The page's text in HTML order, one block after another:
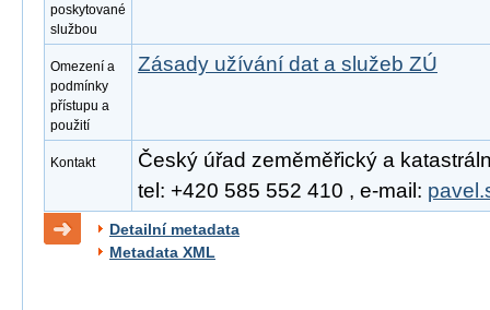
poskytované
službou
Omezení a
podmínky
přístupu a
použití
Zásady užívání dat a služeb ZÚ
Kontakt
Český úřad zeměměřický a
tel: +420 585 552 410 , e-mail:
Detailní metadata
Metadata XML